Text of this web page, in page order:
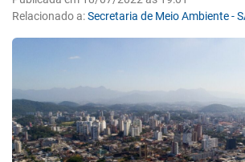
Relacionado a:Secretaria de Meio Ambiente -